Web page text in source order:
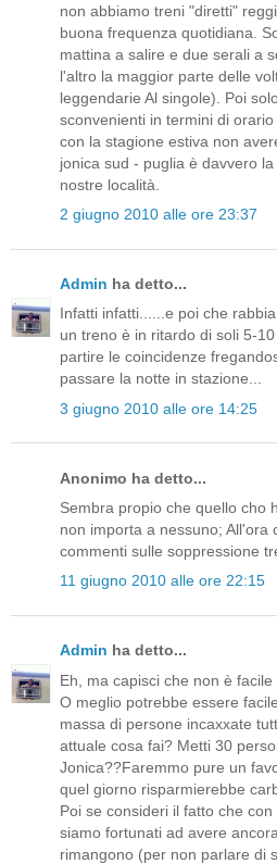
non abbiamo treni "diretti"
buona frequenza quotidiana.
mattina a salire e due serali a
l'altro la maggior parte delle
leggendarie Al singole). Poi
sconvenienti in termini di
con la stagione estiva non
jonica sud - puglia è davvero
nostre località.
2 giugno 2010 alle ore 23:37
Admin ha detto...
Infatti infatti......e poi che
un treno è in ritardo di soli 5-
partire le coincidenze
passare la notte in stazione...
3 giugno 2010 alle ore 14:25
Anonimo ha detto...
Sembra propio che quello cho
non importa a nessuno; All'ora
commenti sulle soppressione
11 giugno 2010 alle ore 22:15
Admin ha detto...
Eh, ma capisci che non è
O meglio potrebbe essere
massa di persone incaxxate
attuale cosa fai? Metti 30
Jonica??Faremmo pure un
quel giorno risparmierebbe
Poi se consideri il fatto che
siamo fortunati ad avere
rimangono (per non parlare di